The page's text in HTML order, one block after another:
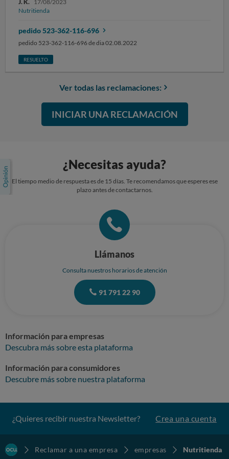
siguientes documentos: confirmación del pedido, pedido enviado.
SOLICITO la resolución del contrato y la devolución del doble del
J. K. 17/08/2023
Nutritienda
pedido 523-362-116-696
pedido 523-362-116-696 de dia 02.08.2022
RESUELTO
Ver todas las reclamaciones:
INICIAR UNA RECLAMACIÓN
¿Necesitas ayuda?
El tiempo medio de respuesta es de 15 días. Te recomendamos que esperes ese
plazo antes de contactarnos.
Llámanos
Consulta nuestros horarios de atención
91 791 22 90
Información para empresas
Descubra más sobre esta plataforma
Información para consumidores
Descubre más sobre nuestra plataforma
¿Quieres recibir nuestra Newsletter? Crea una cuenta
Reclamar a una empresa empresas Nutritienda